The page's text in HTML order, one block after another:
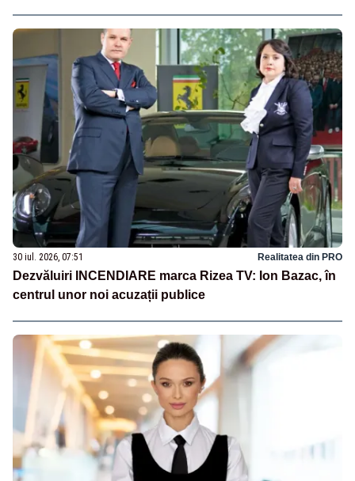
30 iul. 2026, 07:51 Realitatea din PRO
Dezvăluiri INCENDIARE marca Rizea TV: Ion Bazac, în
centrul unor noi acuzații publice